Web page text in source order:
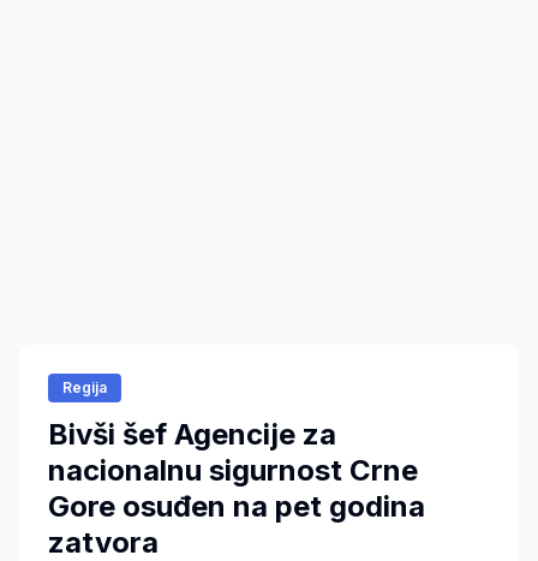
Regija
Bivši šef Agencije za
nacionalnu sigurnost Crne
Gore osuđen na pet godina
zatvora